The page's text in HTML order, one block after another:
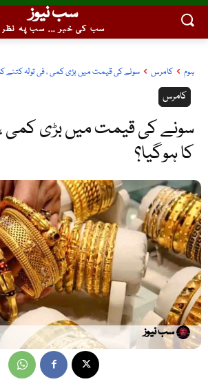
سب نیوز
سب کی خبر ... سب پہ نظر
ہوم کامرس سونے کی قیمت میں بڑی کمی ، فی تولہ کتنے
کامرس
سونے کی قیمت میں بڑی کمی ،
کا ہوگیا؟
سب نیوز